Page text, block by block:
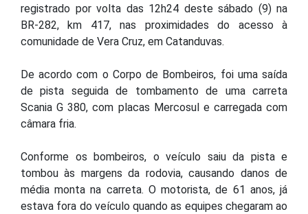
registrado por volta das 12h24 deste sábado (9) na
BR-282, km 417, nas proximidades do acesso à
comunidade de Vera Cruz, em Catanduvas.
De acordo com o Corpo de Bombeiros, foi uma saída
de pista seguida de tombamento de uma carreta
Scania G 380, com placas Mercosul e carregada com
câmara fria.
Conforme os bombeiros, o veículo saiu da pista e
tombou às margens da rodovia, causando danos de
média monta na carreta. O motorista, de 61 anos, já
estava fora do veículo quando as equipes chegaram ao